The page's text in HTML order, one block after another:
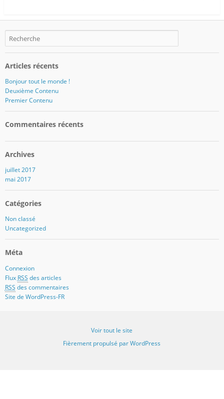
Articles récents
Bonjour tout le monde !
Deuxième Contenu
Premier Contenu
Commentaires récents
Archives
juillet 2017
mai 2017
Catégories
Non classé
Uncategorized
Méta
Connexion
Flux RSS des articles
RSS des commentaires
Site de WordPress-FR
Voir tout le site
Fièrement propulsé par WordPress